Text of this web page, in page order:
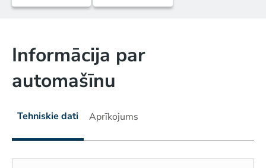
Informācija par
automašīnu
Tehniskie dati Aprīkojums